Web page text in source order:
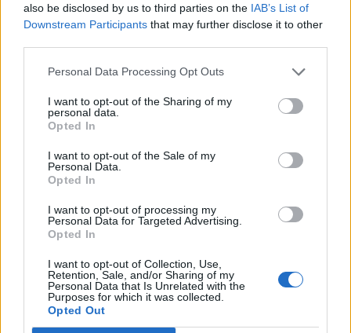
also be disclosed by us to third parties on the IAB’s List of
Downstream Participants that may further disclose it to other
Personal Data Processing Opt Outs
I want to opt-out of the Sharing of my
personal data.
Opted In
I want to opt-out of the Sale of my
Personal Data.
Opted In
I want to opt-out of processing my
Personal Data for Targeted Advertising.
Opted In
I want to opt-out of Collection, Use,
Retention, Sale, and/or Sharing of my
Personal Data that Is Unrelated with the
Purposes for which it was collected.
Opted Out
Θέσεις εργασίας
Όλες οι Θέσεις Εργασίας
Θέσεις Εργασίας ανά Ειδικότητα
Θέσεις Εργασίας ανά Εταιρεία